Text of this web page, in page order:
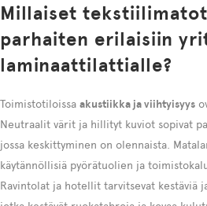
Millaiset
parhaiten erilaisiin
laminaattilattialle?
Toimistotiloissa akustiikka ja viihtyisyys
Neutraalit värit ja hillityt kuviot sopivat
jossa keskittyminen on olennaista.
käytännöllisiä pyörätuolien ja
Ravintolat ja hotellit tarvitsevat kestäviä